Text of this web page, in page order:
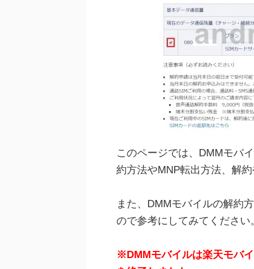
このページでは、DMMモバ
約方法やMNP転出方法、解
また、DMMモバイルの解約
ので参考にしてみてください
※DMMモバイルは楽天モバ